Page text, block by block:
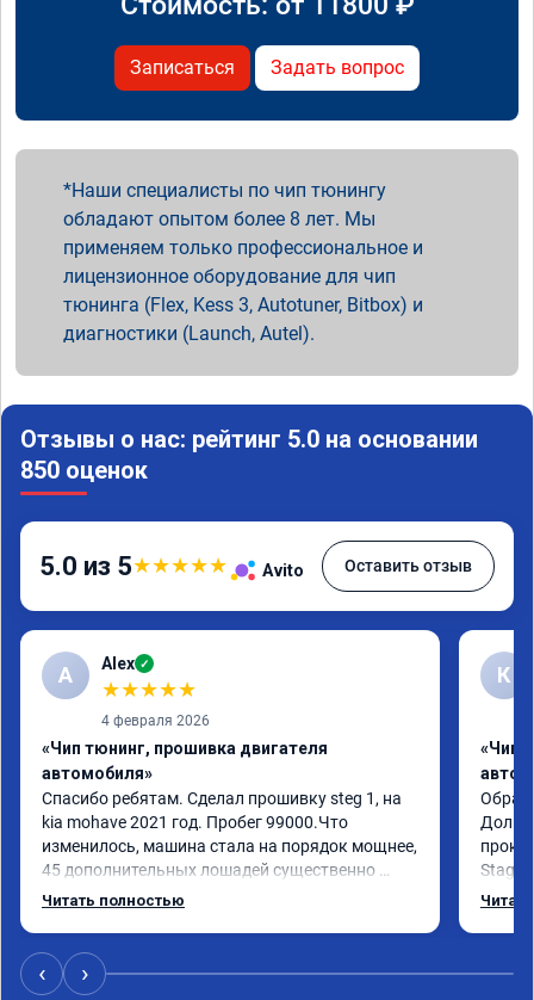
Записаться Задать вопрос
Наши специалисты по чип тюнингу
обладают опытом более 8 лет. Мы
применяем только профессиональное и
лицензионное оборудование для чип
тюнинга (Flex, Kess 3, Autotuner, Bitbox) и
диагностики (Launch, Autel).
Отзывы о нас: рейтинг 5.0 на основании
850 оценок
5.0 из 5★★★★★ Avito Оставить отзыв
A Alex ✓
★★★★★
4 февраля 2026
«Чип тюнинг, прошивка двигателя
автомобиля»
Спасибо ребятам. Сделал прошивку steg 1, на
kia mohave 2021 год. Пробег 99000.Что
изменилось, машина стала на порядок мощнее,
45 дополнительных лошадей существенно
чувствуется и соответственно крутящего
12-12.5. Коробка перестала подпинывать при
наборе скорости. Педаль газа более
Читать полностью
К
«Чип
Долго
Stage
с
‹ ›